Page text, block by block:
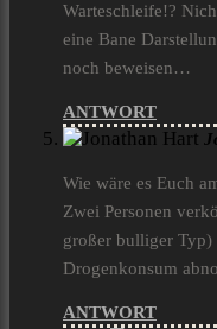
Warteschleife!?
eine Bane
noch beweisen…
ANTWORT
Wie wäre es Euch
Zwei Personen
großer bulliger Typ)
Drogenkonsum
ANTWORT